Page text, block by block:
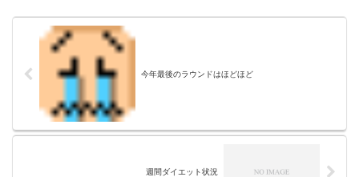
今年最後のラウンドはほどほど
週間ダイエット状況